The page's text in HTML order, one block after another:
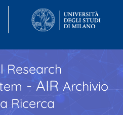
Research
- AIR Archivio
Ricerca